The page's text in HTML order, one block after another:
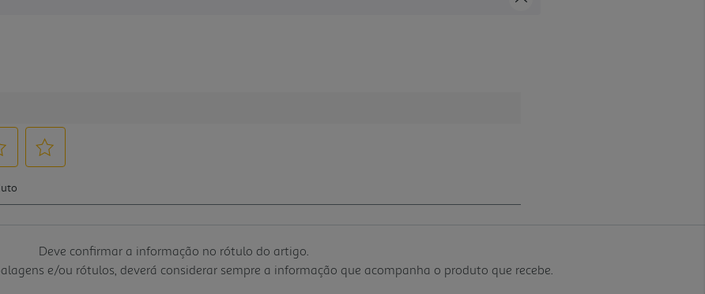
Deve confirmar a informação no rótulo do artigo.
e/ou rótulos, deverá considerar sempre a informação que acompanha o produto que recebe.